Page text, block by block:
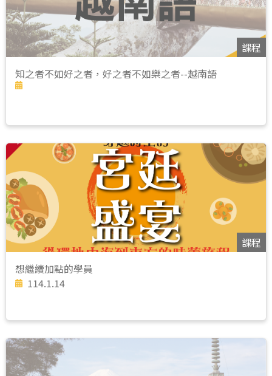
課程
知之者不如好之者，好之者不如樂之者--越南語
課程
想繼續加點的學員
114.1.14